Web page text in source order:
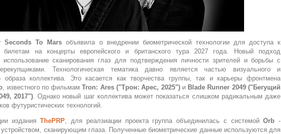
Seconds To Mars объявила о внедрении биометрической технологии для доступа к
билетам на концерты европейского и британского тура 2027 года. Новый подход
использование сканирования глаз для подтверждения личности зрителей и борьбы с
Технологическая тематика давно является частью визуального и
образа коллектива. Это касается как творчества группы, так и карьеры фронтмена
, известного по фильмамTron: Ares ("Трон: Арес, 2025") и Blade Runner 2049 ("Бегущий
2017"). Однако новый шаг коллектива может показаться слишком радикальным даже
футуристических технологий.
изданияThePRP, для реалзиации проекта группа объединилась с системойOrb -
сканирующим глаза. Полученные биометрические данные используются для